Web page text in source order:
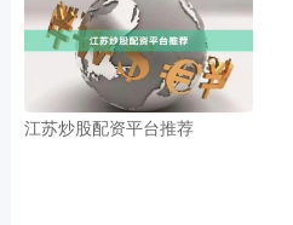
江苏炒股配资平台推荐